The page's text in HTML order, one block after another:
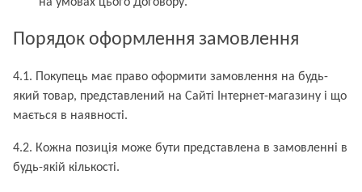
Порядок оформлення замовлення
4.1. Покупець має право оформити замовлення на будь-
який товар, представлений на Сайті Інтернет-магазину і що
мається в наявності.
4.2. Кожна позиція може бути представлена ​​в замовленні в
будь-якій кількості.